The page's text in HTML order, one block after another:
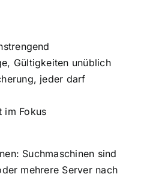
Gültigkeiten unüblich
jeder darf
im Fokus
Suchmaschinen sind
mehrere Server nach